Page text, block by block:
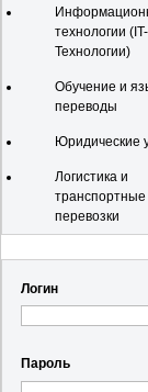
технологии (IT-
Технологии)
Обучение и
переводы
Юридические
Логистика и
транспортные
перевозки
Логин
Пароль